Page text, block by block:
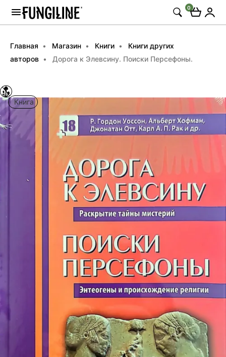
0
Главная Магазин Книги
Книги других
авторов
Дорога к Элевсину. Поиски Персефоны.
Книга